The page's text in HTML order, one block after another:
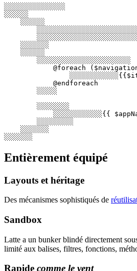
░░░░░░░░░░░░░░░
░░░░░░
    ░░░░░░
    ░░░░░░░
    ░░░░░░
        ░░░░░░░░░░░░░░░░░░░░░░░
@foreach
            @endforeach
        ░░░░░
        ░░░░░░░░
░░░░░░░░░░░░{{
        ░░░░░░░░░
    ░░░░░░░
Entièrement équipé
Layouts et héritage
Des mécanismes sophistiqués de
Sandbox
Latte a un bunker blindé directement
limité aux balises, filtres, fonctions,
Rapide comme le vent